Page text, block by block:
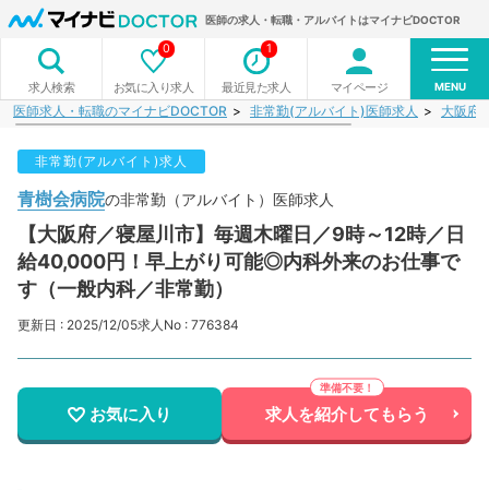
医師の求人・転職・アルバイトはマイナビDOCTOR
求人検索 お気に入り求人
0
最近見た求人
1
マイページ MENU
医師求人・転職のマイナビDOCTOR 非常勤(アルバイト)医師求人 大阪府
非常勤(アルバイト)求人
青樹会病院の非常勤（アルバイト）医師求人
【大阪府／寝屋川市】毎週木曜日／9時～12時／日
給40,000円！早上がり可能◎内科外来のお仕事で
す（一般内科／非常勤）
更新日 : 2025/12/05求人No : 776384
お気に入り 求人を紹介してもらう